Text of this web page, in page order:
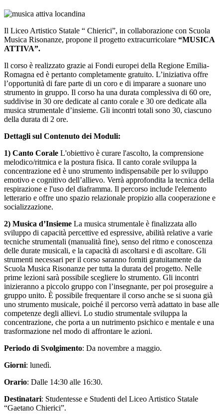
Il Liceo Artistico Statale “ Chierici”, in collaborazione con Scuola
Musica Risonanze, propone il progetto extracurricolare “MUSICA
ATTIVA”.
Il corso è realizzato grazie ai Fondi europei della Regione Emilia-
Romagna ed è pertanto completamente gratuito. L’iniziativa offre
l’opportunità di fare parte di un coro e di imparare a suonare uno
strumento in gruppo. Il corso ha una durata complessiva di 60 ore,
suddivise in 30 ore dedicate al canto corale e 30 ore dedicate alla
musica strumentale d’insieme. Gli incontri totali sono 30, ciascuno
della durata di 2 ore.
Dettagli sul Contenuto dei Moduli:
1) Canto Corale L'obiettivo è curare l'ascolto, la comprensione
melodico/ritmica e la postura fisica. Il canto corale sviluppa la
concentrazione ed è uno strumento indispensabile per lo sviluppo
emotivo e cognitivo dell’allievo. Verrà approfondita la tecnica della
respirazione e l'uso del diaframma. Il percorso include l'elemento
letterario e offre uno spazio relazionale propizio alla cooperazione e
socializzazione.
2) Musica d’Insieme La musica strumentale è finalizzata allo
sviluppo di capacità percettive ed espressive, abilità relative a varie
tecniche strumentali (manualità fine), senso del ritmo e conoscenza
delle durate musicali, e la capacità di ascoltarsi e di ascoltare. Gli
strumenti necessari per il corso saranno forniti gratuitamente da
Scuola Musica Risonanze per tutta la durata del progetto. Nelle
prime lezioni sarà possibile scegliere lo strumento. Gli incontri
inizieranno a piccolo gruppo con l’insegnante, per poi proseguire a
gruppo unito. È possibile frequentare il corso anche se si suona già
uno strumento musicale, poiché il percorso verrà adattato in base alle
competenze degli allievi. Lo studio strumentale sviluppa la
concentrazione, che porta a un nutrimento psichico e mentale e una
trasformazione nel modo di affrontare le azioni.
Periodo di Svolgimento: Da novembre a maggio.
Giorni: lunedì.
Orario: Dalle 14:30 alle 16:30.
Destinatari: Studentesse e Studenti del Liceo Artistico Statale
“Gaetano Chierici”.